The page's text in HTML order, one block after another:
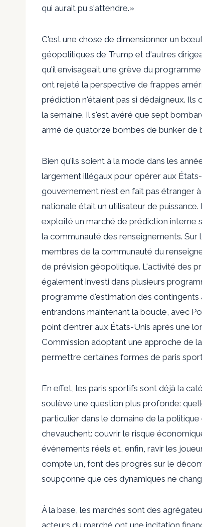
qui aurait pu s'attendre.»
C'est une chose de dimensionner un
géopolitiques de Trump et d'autres
qu'il envisageait une grève du
ont rejeté la perspective de frappes
prédiction n'étaient pas si dédaigneux.
la semaine. Il s'est avéré que sept
armé de quatorze bombes de bunker de
Bien qu'ils soient à la mode dans les
largement illégaux pour opérer aux
gouvernement n'est en fait pas étranger
nationale était un utilisateur de
exploité un marché de prédiction interne
la communauté des renseignements.
membres de la communauté du
de prévision géopolitique. L'activité des
également investi dans plusieurs
programme d'estimation des
entrandons maintenant la boucle, avec
point d'entrer aux États-Unis après une
Commission adoptant une approche de
permettre certaines formes de paris
En effet, les paris sportifs sont déjà la
soulève une question plus profonde:
particulier dans le domaine de la
chevauchent: couvrir le risque
événements réels et, enfin, ravir les
compte un, font des progrès sur le
soupçonne que ces dynamiques ne
À la base, les marchés sont des
acteurs du marché ont une incitation